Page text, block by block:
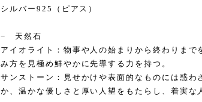
シルバー925（ピアス）
− 天然石
アイオライト：物事や人の始まりから終わりまで
み方を見極め鮮やかに先導する力を持つ。
サンストーン：見せかけや表面的なものには惑わ
か、温かな優しさと厚い人望をもたらし、着実な